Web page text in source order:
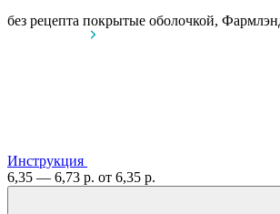
без рецепта покрытые оболочкой,
Инструкция
6,35 — 6,73 р. от 6,35 р.